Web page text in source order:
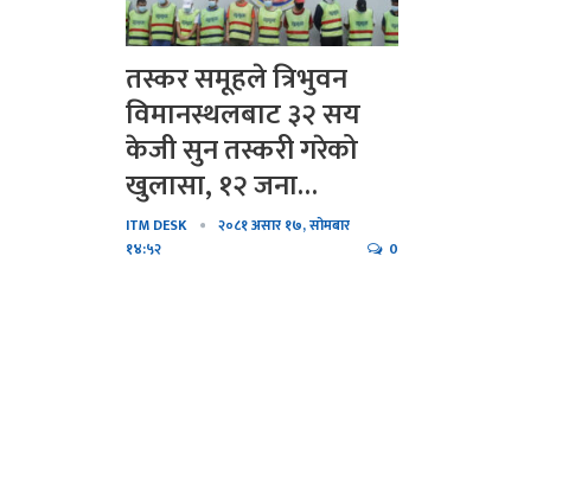
तस्कर समूहले त्रिभुवन
विमानस्थलबाट ३२ सय
केजी सुन तस्करी गरेको
खुलासा, १२ जना…
ITM DESK
२०८१ असार १७, सोमबार
१४:५२
0
भगवान शिवको पुजा गर्दा नगर्नुहोस
यी १५ गल्ती !
सिसेक्पा कप २०८० फुटसल
प्रतियोगिता’ साउन २७ र २८…
भारतद्वारा नयाँ रकेट प्रक्षेपण